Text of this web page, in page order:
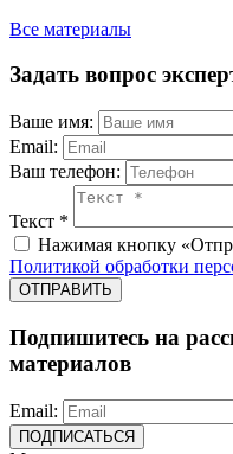
Все материалы
Задать вопрос
Ваше имя:
Email:
Ваш телефон:
Текст *
Нажимая кнопку
Политикой обработки
ОТПРАВИТЬ
Подпишитесь на
материалов
Email:
ПОДПИСАТЬСЯ